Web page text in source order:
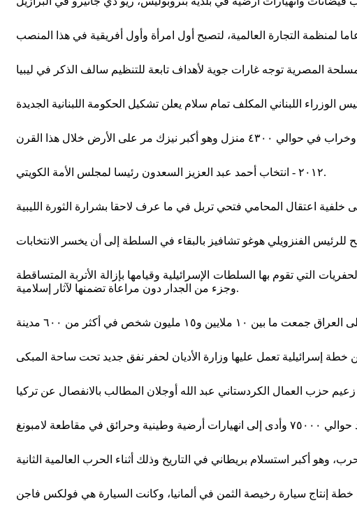
٢٠١٢ - انتخاب أحمد عبد العزيز السعدون رئيسا لمجلس الأمة الكويتي.
الحفريات التي تقوم بها السلطات الإسرائيلية وقيامها بإزالة الأتربة المتساقطة
وجزء من الجدار دون مراعاة تضمنها لآثار إسلامية.